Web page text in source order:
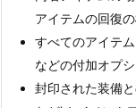
アイテムの回復
すべてのアイテ
などの付加オプ
封印された装備